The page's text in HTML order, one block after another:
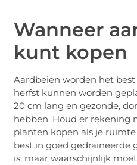
Wanneer
kunt kopen
Aardbeien worden het
herfst kunnen worden
20 cm lang en gezonde,
hebben. Houd er rekening
planten kopen als je
best in goed gedraineerde
is, maar waarschijnlijk